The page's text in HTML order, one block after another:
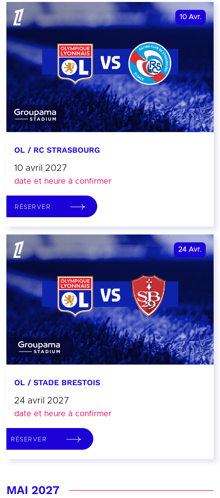
10 Avr.
OL / RC STRASBOURG
10 avril 2027
date et heure à confirmer
RÉSERVER
24 Avr.
OL / STADE BRESTOIS
24 avril 2027
date et heure à confirmer
RÉSERVER
MAI 2027